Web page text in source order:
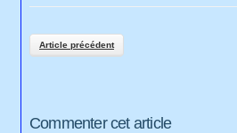
Article précédent
Commenter cet article